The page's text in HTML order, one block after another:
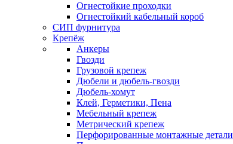
Огнестойкие проходки
Огнестойкий кабельный короб
СИП фурнитура
Крепёж
Анкеры
Гвозди
Грузовой крепеж
Дюбели и дюбель-гвозди
Дюбель-хомут
Клей, Герметики, Пена
Мебельный крепеж
Метрический крепеж
Перфорированные монтажные детали